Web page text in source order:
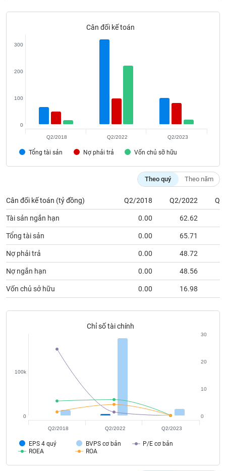
Cân đối kế toán
Tổng tài sản Nợ phải trả Vốn chủ sỡ hữu
0
100
200
300
Q2/2018 Q2/2022 Q2/2023
Theo quý Theo năm
Cân đối kế toán (tỷ đồng) Q2/2018 Q2/2022
Tài sản ngắn hạn 0.00 62.62
Tổng tài sản 0.00 65.71
Nợ phải trả 0.00 48.72
Nợ ngắn hạn 0.00 48.56
Vốn chủ sở hữu 0.00 16.98
Chỉ số tài chính
EPS 4 quý BVPS cơ bản
P/E cơ bản
ROEA
ROA
0
100k
0
10
20
30
Q2/2018 Q2/2022 Q2/2023
BẤT
chứng
Cổ phiếu Chỉ số Chứng chỉ quỹ
Lãnh
Tất cả Người nội bộ Người liên quan Cổ đông lớn
Tin
tức
(-)
Bài
viết
của
giả
tích
Thuật